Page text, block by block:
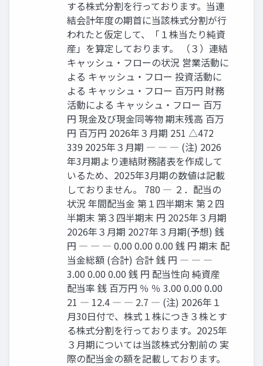
する株式分割を行っております。当連
結会計年度の期首に当該株式分割が行
われたと仮定して、「１株当たり純資
産」を算定しております。 （３）連結
キャッシュ・フローの状況 営業活動に
よる キャッシュ・フロー 投資活動に
よる キャッシュ・フロー 百万円 財務
活動による キャッシュ・フロー 百万
円 現金及び現金同等物 期末残高 百万
円 百万円 2026年３月期 251 △472
339 2025年３月期 ― ― ― (注) 2026
年3月期より連結財務諸表を作成して
いるため、2025年3月期の数値は記載
しておりません。 780 ― ２．配当の
状況 年間配当金 第１四半期末 第２四
半期末 第３四半期末 円 2025年３月期
2026年３月期 2027年３月期(予想) 銭
円 ― ― ― 0.00 0.00 0.00 銭 円 期末 配
当金総額 (合計) 合計 銭 円 ― ― ―
3.00 0.00 0.00 銭 円 配当性向 純資産
配当率 銭 百万円 ％ ％ 3.00 0.00 0.00
21 ― 12.4 ― ― 2.7 ― (注) 2026年１
月30日付で、株式１株につき３株とす
る株式分割を行っております。2025年
３月期については当該株式分割前の 実
際の配当金の額を記載しております。